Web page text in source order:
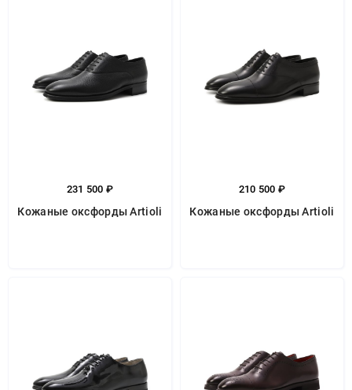
231 500 ₽
Кожаные оксфорды Artioli
210 500 ₽
Кожаные оксфорды Artioli